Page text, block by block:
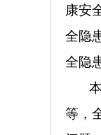
康安
全隐
全隐
等，